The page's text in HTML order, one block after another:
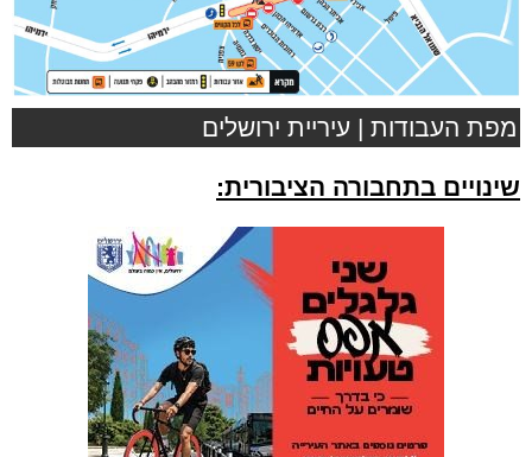
מפת העבודות | עיריית ירושלים
שינויים בתחבורה הציבורית: